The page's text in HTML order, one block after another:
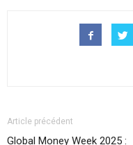
Article précédent
Global Money Week 2025 :